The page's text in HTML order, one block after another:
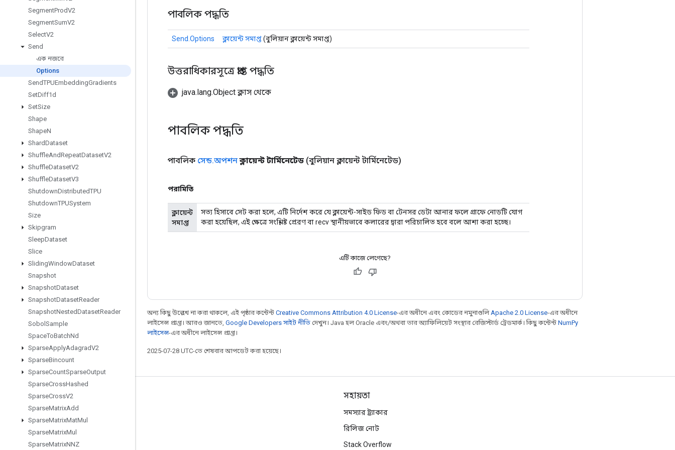
SegmentProdV2
SegmentSumV2
SelectV2
Send
এক নজরে
Options
SendTPUEmbeddingGradients
SetDiff1d
SetSize
Shape
ShapeN
ShardDataset
ShuffleAndRepeatDatasetV2
ShuffleDatasetV2
ShuffleDatasetV3
ShutdownDistributedTPU
ShutdownTPUSystem
Size
Skipgram
SleepDataset
Slice
SlidingWindowDataset
Snapshot
SnapshotDataset
SnapshotDatasetReader
SnapshotNestedDatasetReader
Sobol Sample
SpaceToBatchNd
SparseApplyAdagradV2
SparseBincount
SparseCountSparseOutput
SparseCrossHashed
SparseCrossV2
SparseMatrixAdd
SparseMatrixMatMul
SparseMatrixMul
SparseMatrixNNZ
পাবলিক পদ্ধতি
Send.Options ক্লায়েন্ট সমাপ্ত(বুলিয়ান ক্লায়েন্ট সমাপ্ত)
উত্তরাধিকারসূত্রে প্রাপ্ত পদ্ধতি
java.lang.Object ক্লাস থেকে
পাবলিক পদ্ধতি
পাবলিক সেন্ড.অপশন ক্লায়েন্ট টার্মিনেটেড (বুলিয়ান ক্লায়েন্ট টার্মিনেটেড)
পরামিতি
ক্লায়েন্ট
সমাপ্ত
সত্য হিসাবে সেট করা হলে, এটি নির্দেশ করে যে ক্লায়েন্ট-সাইড ফিড বা টেনসর ডেটা আনার ফলে গ্রাফে নোডটি যোগ
করা হয়েছিল, এই ক্ষেত্রে সংশ্লিষ্ট প্রেরণ বা recv স্থানীয়ভাবে কলারের দ্বারা পরিচালিত হবে বলে আশা করা হচ্ছে।
এটি কাজে লেগেছে?
অন্য কিছু উল্লেখ না করা থাকলে, এই পৃষ্ঠার কন্টেন্ট Creative Commons Attribution 4.0 License-এর অধীনে এবং কোডের নমুনাগুলি Apache 2.0 License-এর অধীনে
লাইসেন্স প্রাপ্ত। আরও জানতে, Google Developers সাইট নীতি দেখুন। Java হল Oracle এবং/অথবা তার অ্যাফিলিয়েট সংস্থার রেজিস্টার্ড ট্রেডমার্ক। কিছু কন্টেন্ট NumPy
লাইসেন্স-এর অধীনে লাইসেন্স প্রাপ্ত।
2025-07-28 UTC-তে শেষবার আপডেট করা হয়েছে।
সবসময় যুক্ত থাকুন
ফোরাম
GitHub
সহায়তা
সমস্যার ট্র্যাকার
রিলিজ নোট
Stack Overflow